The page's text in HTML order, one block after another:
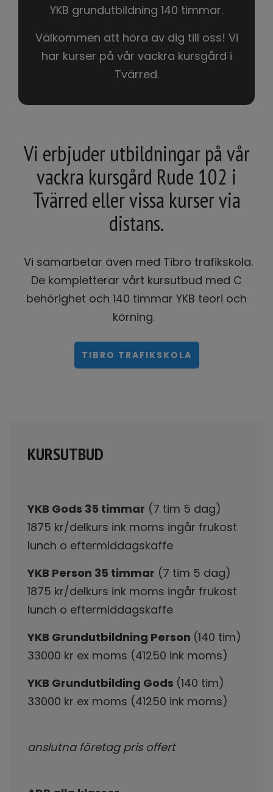
YKB grundutbildning 140 timmar.
Välkommen att höra av dig till oss! Vi
har kurser på vår vackra kursgård i
Tvärred.
Vi erbjuder utbildningar på vår
vackra kursgård Rude 102 i
Tvärred eller vissa kurser via
distans.
Vi samarbetar även med Tibro trafikskola.
De kompletterar vårt kursutbud med C
behörighet och 140 timmar YKB teori och
körning.
TIBRO TRAFIKSKOLA
KURSUTBUD
YKB Gods 35 timmar (7 tim 5 dag)
1875 kr/delkurs ink moms ingår frukost
lunch o eftermiddagskaffe
YKB Person 35 timmar (7 tim 5 dag)
1875 kr/delkurs ink moms ingår frukost
lunch o eftermiddagskaffe
YKB Grundutbildning Person (140 tim)
33000 kr ex moms (41250 ink moms)
YKB Grundutbilding Gods (140 tim)
33000 kr ex moms (41250 ink moms)
anslutna företag pris offert